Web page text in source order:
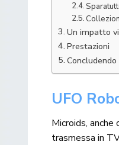
Un impatto
Prestazioni
UFO
Microids, anche
trasmessa in